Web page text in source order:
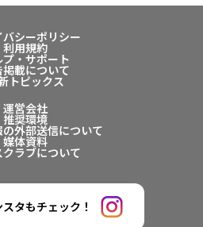
バシーポリシー
利用規約
プ・サポート
掲載について
トピックス
運営会社
推奨環境
外部送信について
媒体資料
クラブについて
タもチェック！